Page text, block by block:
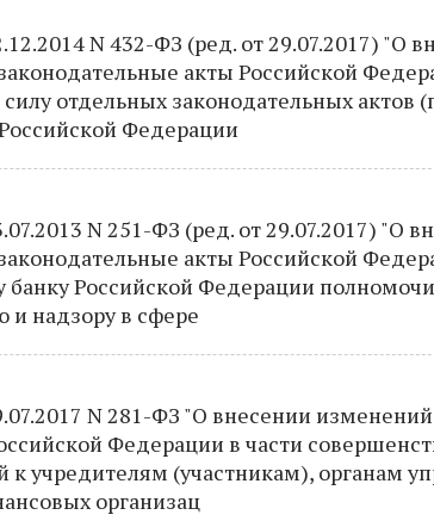
N 432-ФЗ (ред. от 29.07.2017) "О
акты Российской
отдельных законодательных актов
Федерации
N 251-ФЗ (ред. от 29.07.2017) "О
акты Российской
банку Российской Федерации
и надзору в сфере
N 281-ФЗ "О внесении
Федерации в части
к учредителям (участникам), органам
организац